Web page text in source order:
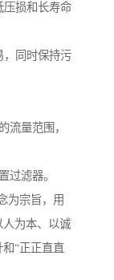
压损和长寿命
，同时保持污
流量范围，
过滤器。
为宗旨，用
人为本、以诚
“正正直直